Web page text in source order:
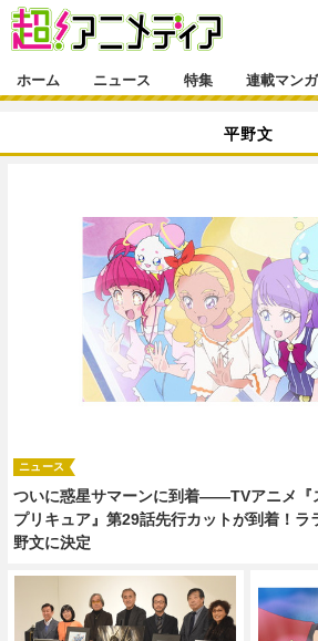
ゲーム・アプリ
映画
グッズ
声優
舞台
特集一覧
インタビュー
ラキりす
連載マンガ
連載マンガ一覧
番組・動画一覧
動画
連載・ブログ
連載・ブログ一覧
編集部ブログ・お知らせ
ホーム ニュース 特集 連載マンガ
平野文
ついに惑星サマーンに到着――TVアニメ
プリキュア』第29話先行カットが到着！ラ
野文に決定
ニュース